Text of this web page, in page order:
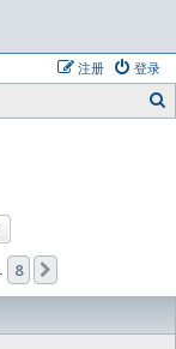
登录
注册
8